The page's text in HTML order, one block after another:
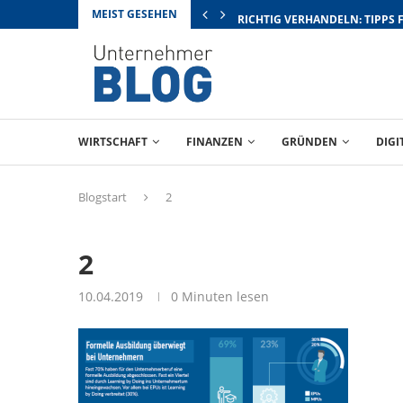
MEIST GESEHEN RICHTIG VERHANDELN: TIPPS
WIRTSCHAFT FINANZEN GRÜNDEN
Blogstart 2
2
10.04.2019 0 Minuten lesen